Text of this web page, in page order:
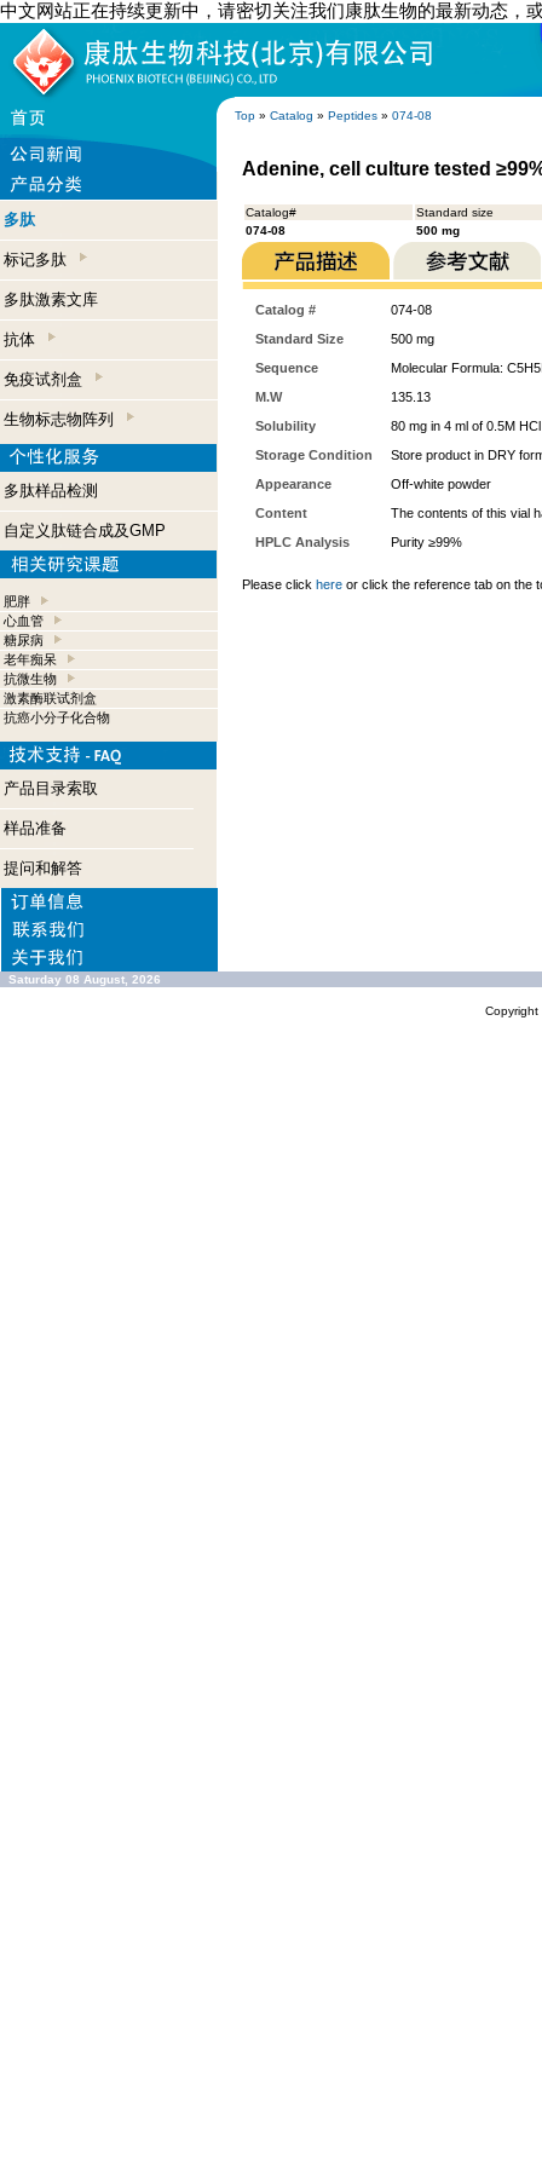
中文网站正在持续更新中，请密切关注我们康肽生物的最新动态，
Top » Catalog » Peptides » 074-08
多肽
标记多肽
多肽激素文库
抗体
免疫试剂盒
生物标志物阵列
多肽样品检测
自定义肽链合成及GMP
肥胖
心血管
糖尿病
老年痴呆
抗微生物
激素酶联试剂盒
抗癌小分子化合物
产品目录索取
样品准备
提问和解答
Adenine, cell culture tested
Catalog#
Standard size
074-08
500 mg
Catalog #
074-08
Standard Size
500 mg
Sequence
Molecular Formula:
M.W
135.13
Solubility
80 mg in 4 ml of 0.5M HCl
Storage Condition
Store product in DRY
Appearance
Off-white powder
Content
The contents of this vial
HPLC Analysis
Purity ≥99%
Please click here or click the reference tab on the
Saturday 08 August, 2026